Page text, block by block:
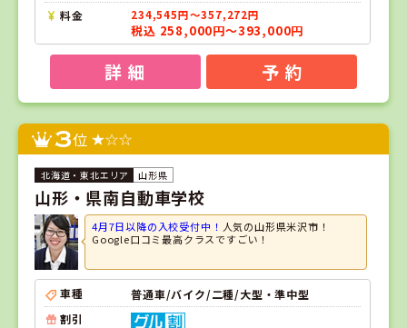
料金
234,545円～357,272円
税込 258,000円～393,000円
詳 細 予 約
3位
山形県
山形・県南自動車学校
4月7日以降の入校受付中！ 人気の山形県米沢市！
Google口コミ最高クラスですごい！
車種
普通車/バイク/二種/大型・準中型
割引